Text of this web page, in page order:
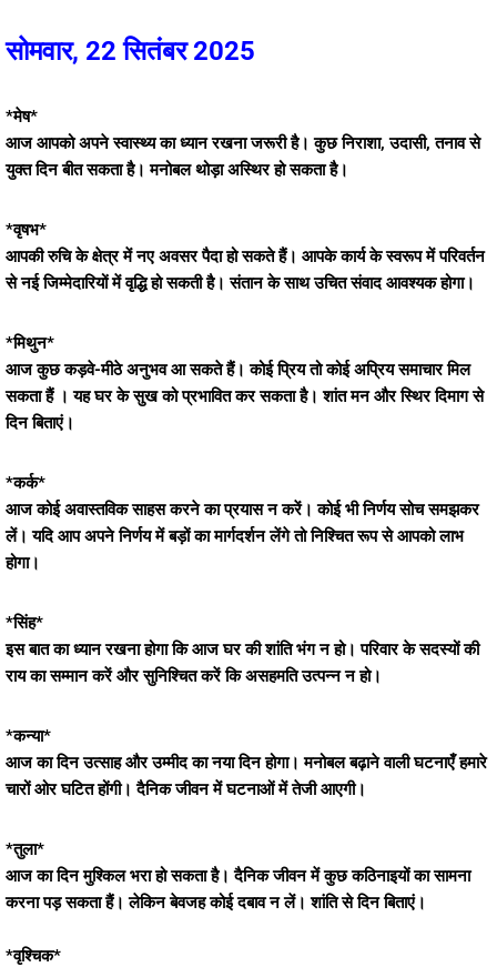
सोमवार, 22 सितंबर 2025
*मेष*
आज आपको अपने स्वास्थ्य का ध्यान रखना जरूरी है। कुछ निराशा, उदासी, तनाव से
युक्त दिन बीत सकता है। मनोबल थोड़ा अस्थिर हो सकता है।
*वृषभ*
आपकी रुचि के क्षेत्र में नए अवसर पैदा हो सकते हैं। आपके कार्य के स्वरूप में परिवर्तन
से नई जिम्मेदारियों में वृद्धि हो सकती है। संतान के साथ उचित संवाद आवश्यक होगा।
*मिथुन*
आज कुछ कड़वे-मीठे अनुभव आ सकते हैं। कोई प्रिय तो कोई अप्रिय समाचार मिल
सकता हैं । यह घर के सुख को प्रभावित कर सकता है। शांत मन और स्थिर दिमाग से
दिन बिताएं।
*कर्क*
आज कोई अवास्तविक साहस करने का प्रयास न करें। कोई भी निर्णय सोच समझकर
लें। यदि आप अपने निर्णय में बड़ों का मार्गदर्शन लेंगे तो निश्चित रूप से आपको लाभ
होगा।
*सिंह*
इस बात का ध्यान रखना होगा कि आज घर की शांति भंग न हो। परिवार के सदस्यों की
राय का सम्मान करें और सुनिश्चित करें कि असहमति उत्पन्न न हो।
*कन्या*
आज का दिन उत्साह और उम्मीद का नया दिन होगा। मनोबल बढ़ाने वाली घटनाएँ हमारे
चारों ओर घटित होंगी। दैनिक जीवन में घटनाओं में तेजी आएगी।
*तुला*
आज का दिन मुश्किल भरा हो सकता है। दैनिक जीवन में कुछ कठिनाइयों का सामना
करना पड़ सकता हैं। लेकिन बेवजह कोई दबाव न लें। शांति से दिन बिताएं।
*वृश्चिक*